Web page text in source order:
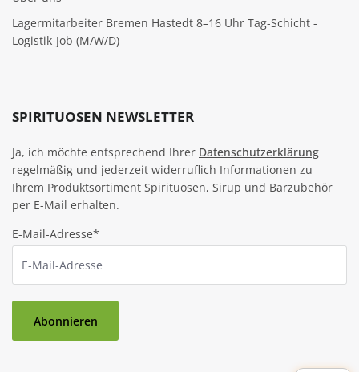
Lagermitarbeiter Bremen Hastedt 8–16 Uhr Tag-Schicht -
Logistik-Job (M/W/D)
SPIRITUOSEN NEWSLETTER
Ja, ich möchte entsprechend Ihrer Datenschutzerklärung
regelmäßig und jederzeit widerruflich Informationen zu
Ihrem Produktsortiment Spirituosen, Sirup und Barzubehör
per E-Mail erhalten.
E-Mail-Adresse*
Abonnieren